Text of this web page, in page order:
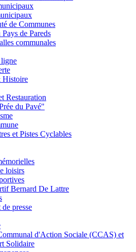
de Communes
de Pareds
communales
ligne
Histoire
Restauration
du Pavé"
et Pistes Cyclables
loisirs
Bernard De Lattre
presse
d'Action Sociale (CCAS) et
Solidaire